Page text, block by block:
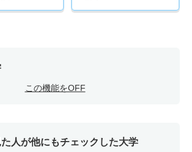
この機能をOFF
人が他にもチェックした大学